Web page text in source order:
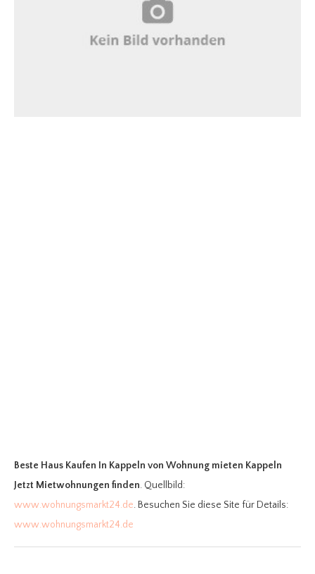
Beste Haus Kaufen In Kappeln von Wohnung mieten Kappeln
Jetzt Mietwohnungen finden. Quellbild:
www.wohnungsmarkt24.de. Besuchen Sie diese Site für Details:
www.wohnungsmarkt24.de